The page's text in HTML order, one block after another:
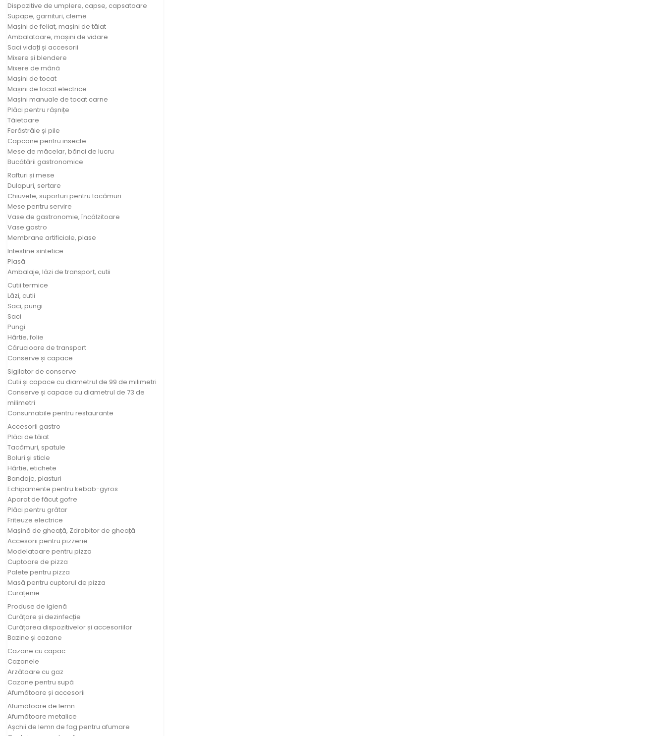
Dispozitive de umplere, capse, capsatoare
Supape, garnituri, cleme
Mașini de feliat, mașini de tăiat
Ambalatoare, mașini de vidare
Saci vidați și accesorii
Mixere și blendere
Mixere de mână
Mașini de tocat
Mașini de tocat electrice
Mașini manuale de tocat carne
Plăci pentru râșnițe
Tăietoare
Ferăstrăie și pile
Capcane pentru insecte
Mese de măcelar, bănci de lucru
Bucătării gastronomice
Rafturi și mese
Dulapuri, sertare
Chiuvete, suporturi pentru tacâmuri
Mese pentru servire
Vase de gastronomie, încălzitoare
Vase gastro
Membrane artificiale, plase
Intestine sintetice
Plasă
Ambalaje, lăzi de transport, cutii
Cutii termice
Lăzi, cutii
Saci, pungi
Saci
Pungi
Hârtie, folie
Cărucioare de transport
Conserve și capace
Sigilator de conserve
Cutii și capace cu diametrul de 99 de milimetri
Conserve și capace cu diametrul de 73 de
milimetri
Consumabile pentru restaurante
Accesorii gastro
Plăci de tăiat
Tacâmuri, spatule
Boluri și sticle
Hârtie, etichete
Bandaje, plasturi
Echipamente pentru kebab-gyros
Aparat de făcut gofre
Plăci pentru grătar
Friteuze electrice
Mașină de gheață, Zdrobitor de gheață
Accesorii pentru pizzerie
Modelatoare pentru pizza
Cuptoare de pizza
Palete pentru pizza
Masă pentru cuptorul de pizza
Curățenie
Produse de igienă
Curățare și dezinfecție
Curățarea dispozitivelor și accesoriilor
Bazine și cazane
Cazane cu capac
Cazanele
Arzătoare cu gaz
Cazane pentru supă
Afumătoare și accesorii
Afumătoare de lemn
Afumătoare metalice
Așchii de lemn de fag pentru afumare